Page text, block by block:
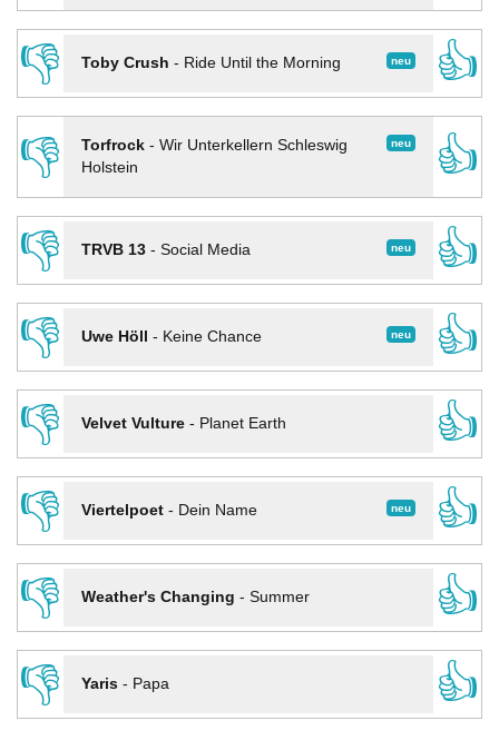
👎
neu
Toby Crush - Ride Until the Morning
👍
👎
neu
Torfrock- Wir Unterkellern Schleswig
Holstein
👍
👎
neu
TRVB 13- Social Media
👍
👎
neu
Uwe Höll - Keine Chance
👍
👎
Velvet Vulture- Planet Earth
👍
👎
neu
Viertelpoet- Dein Name
👍
👎
Weather's Changing - Summer
👍
👎
Yaris- Papa 👍